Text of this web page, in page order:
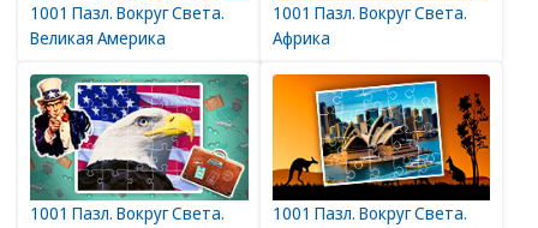
1001 Пазл. Вокруг Света.
Великая Америка
1001 Пазл. Вокруг Света.
Африка
1001 Пазл. Вокруг Света.
1001 Пазл. Вокруг Света.